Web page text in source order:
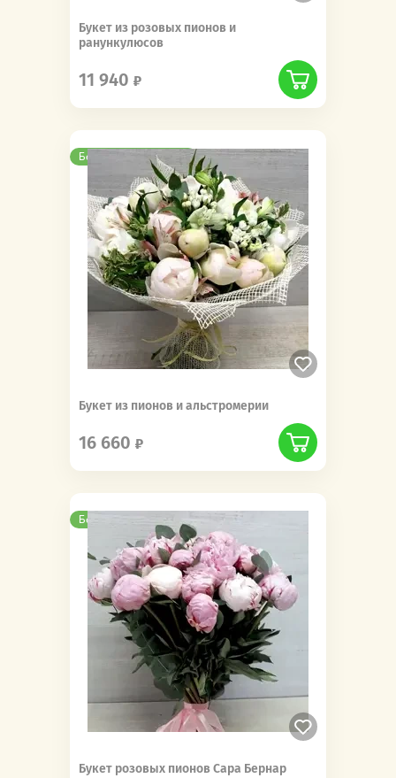
Букет из розовых пионов и
ранункулюсов
11 940
Бесплатная доставка
Букет из пионов и альстромерии
16 660
Бесплатная доставка
Букет розовых пионов Сара Бернар